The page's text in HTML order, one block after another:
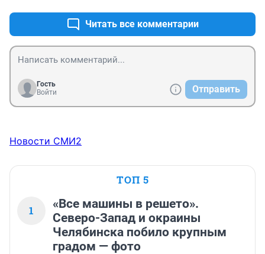
Читать все комментарии
Гость
Войти
Отправить
Новости СМИ2
ТОП 5
1
«Все машины в решето».
Северо-Запад и окраины
Челябинска побило крупным
градом — фото